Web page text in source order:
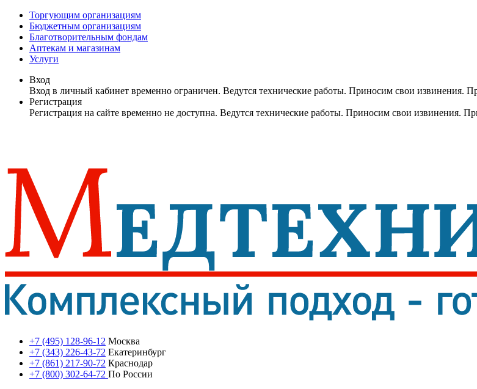
Торгующим организациям
Бюджетным организациям
Благотворительным фондам
Аптекам и магазинам
Услуги
Вход
Вход в личный кабинет временно ограничен. Ведутся технические работы. Приносим свои извинения.
Регистрация
Регистрация на сайте временно не доступна. Ведутся технические работы. Приносим свои извинения.
+7 (495) 128-96-12 Москва
+7 (343) 226-43-72 Екатеринбург
+7 (861) 217-90-72 Краснодар
+7 (800) 302-64-72 По России